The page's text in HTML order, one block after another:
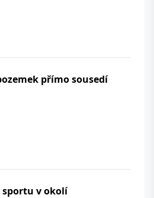
přímo sousedí
sportu v okolí